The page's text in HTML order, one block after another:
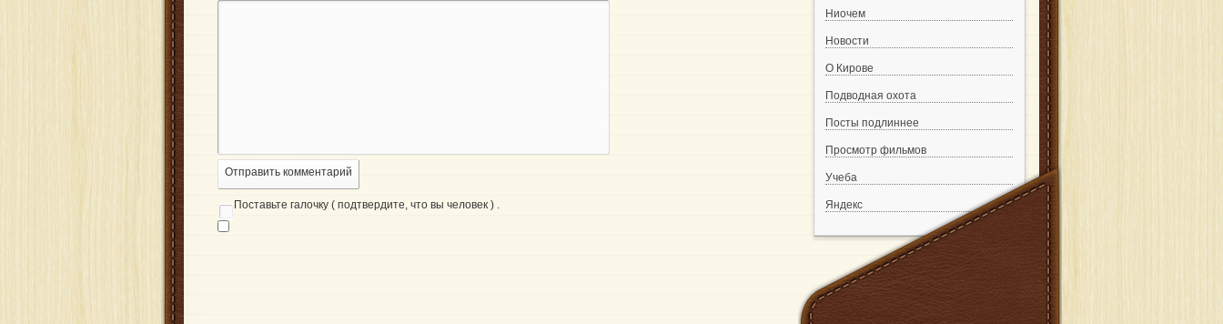
Отправить комментарий
Поставьте галочку ( подтвердите, что вы человек ) .
Ниочем
Новости
О Кирове
Подводная охота
Посты подлиннее
Просмотр фильмов
Учеба
Яндекс